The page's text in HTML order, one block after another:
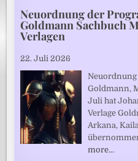
Neuordnung der
Goldmann Sachbuch
Verlagen
22. Juli 2026
Goldmann,
Juli hat
Verlage
Arkana,
more…